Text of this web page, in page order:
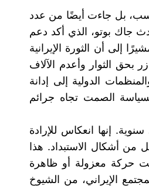
بل جاءت أيضًا من عدد
جاك بوتو، الذي أكد دعم
إلى أن الثورة الإيرانية
بحق الثوار وأعدم الآلاف
الدولية إلى إدانة
الصمت تجاه جرائم
إنها انعكاس للإرادة
من أشكال الاستبداد. هذا
حركة معزولة أو ظاهرة
الإيراني، من الشيوخ